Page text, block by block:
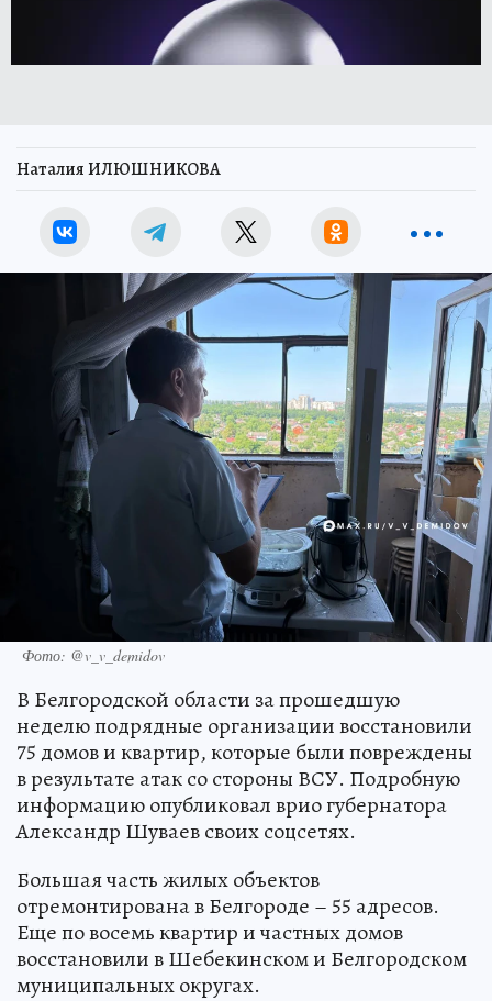
Наталия ИЛЮШНИКОВА
Фото: @v_v_demidov
В Белгородской области за прошедшую
неделю подрядные организации восстановили
75 домов и квартир, которые были повреждены
в результате атак со стороны ВСУ. Подробную
информацию опубликовал врио губернатора
Александр Шуваев своих соцсетях.
Большая часть жилых объектов
отремонтирована в Белгороде – 55 адресов.
Еще по восемь квартир и частных домов
восстановили в Шебекинском и Белгородском
муниципальных округах.